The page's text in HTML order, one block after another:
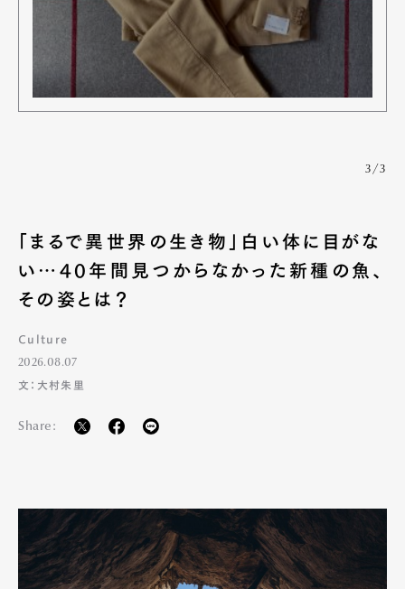
Gourmet
ProductCultureLifestyle
3/3
「まるで異世界の生き物」白い体に目がな
い…40年間見つからなかった新種の魚、
その姿とは？
Culture
2026.08.07
文：大村朱里
Share: